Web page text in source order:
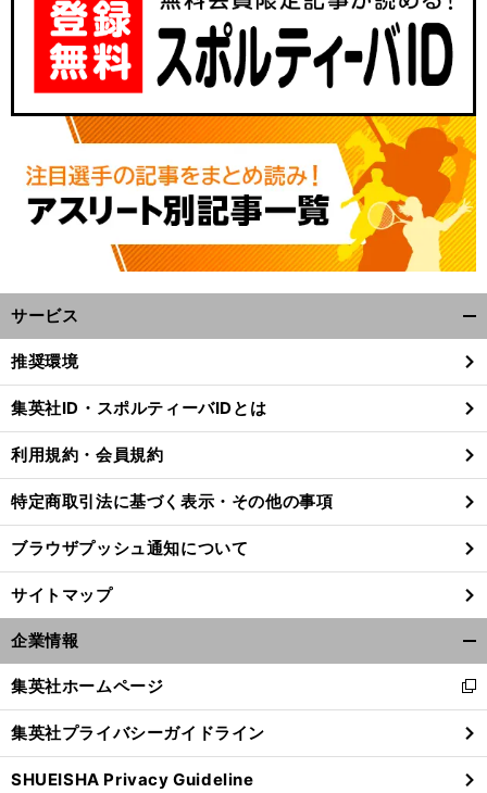
前
サービス
閉
る
推奨環境
集英社ID・スポルティーバIDとは
利用規約・会員規約
特定商取引法に基づく表示・その他の事項
ブラウザプッシュ通知について
サイトマップ
企業情報
閉
る
集英社ホームページ
新
し
い
ウ
ィ
集英社プライバシーガイドライン
SHUEISHA Privacy Guideline